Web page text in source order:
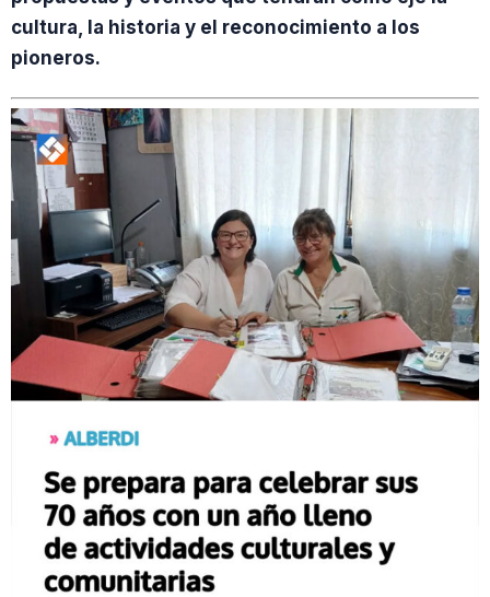
cultura, la historia y el reconocimiento a los
pioneros.